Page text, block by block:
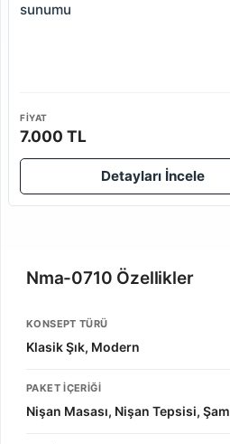
sunumu
FIYAT
7.000 TL
Detayları İncele
Nma-0710 Özellikler
KONSEPT TÜRÜ
Klasik Şık, Modern
PAKET İÇERIĞI
Nişan Masası, Nişan Tepsisi,